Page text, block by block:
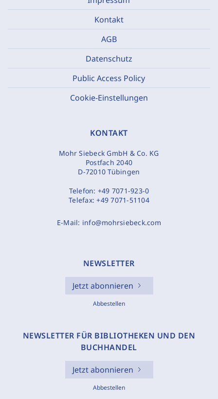
Kontakt
AGB
Datenschutz
Public Access Policy
Cookie-Einstellungen
KONTAKT
Mohr Siebeck GmbH & Co. KG
Postfach 2040
D-72010 Tübingen
Telefon: +49 7071-923-0
Telefax:+49 7071-51104
E-Mail: info@mohrsiebeck.com
NEWSLETTER
Jetzt abonnieren
Abbestellen
NEWSLETTER FÜR BIBLIOTHEKEN UND DEN
BUCHHANDEL
Jetzt abonnieren
Abbestellen